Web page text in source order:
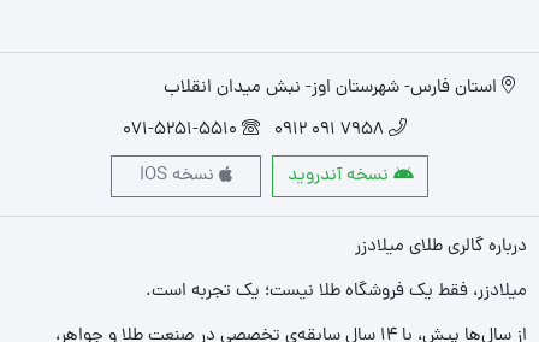
استان فارس- شهرستان اوز- نبش میدان انقلاب
7958 091 0912
071-5251-5510
نسخه آندروید
نسخه IOS
درباره گالری طلای میلادزر
میلادزر، فقط یک فروشگاه طلا نیست؛ یک تجربه‌ است.